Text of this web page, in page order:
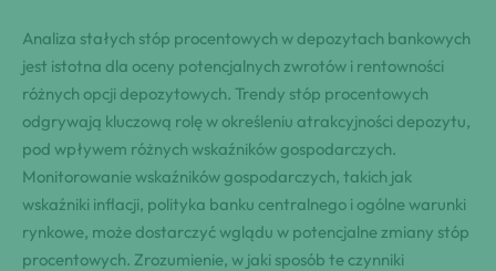
Analiza stałych stóp procentowych w depozytach bankowych
jest istotna dla oceny potencjalnych zwrotów i rentowności
różnych opcji depozytowych. Trendy stóp procentowych
odgrywają kluczową rolę w określeniu atrakcyjności depozytu,
pod wpływem różnych wskaźników gospodarczych.
Monitorowanie wskaźników gospodarczych, takich jak
wskaźniki inflacji, polityka banku centralnego i ogólne warunki
rynkowe, może dostarczyć wglądu w potencjalne zmiany stóp
procentowych. Zrozumienie, w jaki sposób te czynniki